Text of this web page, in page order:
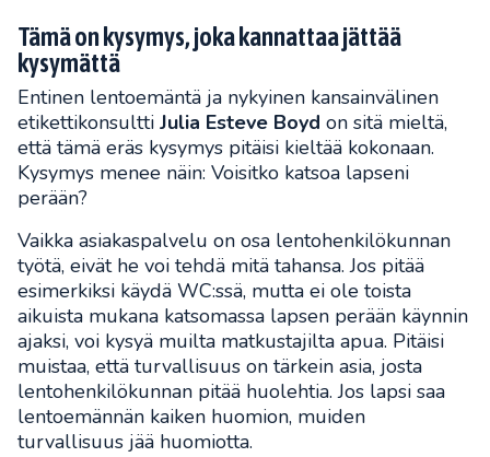
Tämä on kysymys, joka kannattaa jättää
kysymättä
Entinen lentoemäntä ja nykyinen kansainvälinen
etikettikonsultti Julia Esteve Boyd on sitä mieltä,
että tämä eräs kysymys pitäisi kieltää kokonaan.
Kysymys menee näin: Voisitko katsoa lapseni
perään?
Vaikka asiakaspalvelu on osa lentohenkilökunnan
työtä, eivät he voi tehdä mitä tahansa. Jos pitää
esimerkiksi käydä WC:ssä, mutta ei ole toista
aikuista mukana katsomassa lapsen perään käynnin
ajaksi, voi kysyä muilta matkustajilta apua. Pitäisi
muistaa, että turvallisuus on tärkein asia, josta
lentohenkilökunnan pitää huolehtia. Jos lapsi saa
lentoemännän kaiken huomion, muiden
turvallisuus jää huomiotta.